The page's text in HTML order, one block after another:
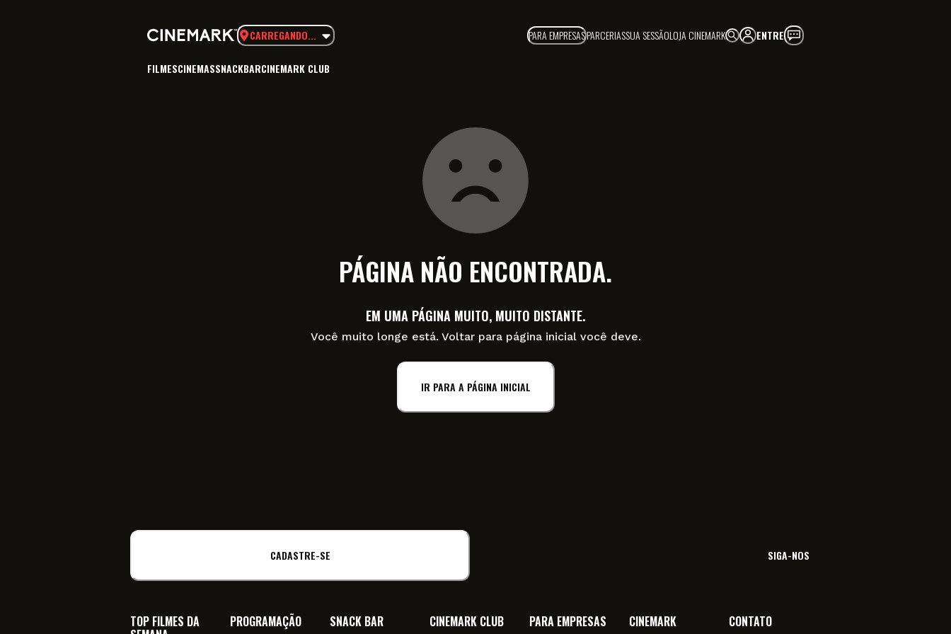
CARREGANDO... PARA EMPRESASPARCERIASSUA SESSÃOLOJA CINEMARK ENTRE
FILMESCINEMASSNACKBARCINEMARK CLUB
PÁGINA NÃO ENCONTRADA.
EM UMA PÁGINA MUITO, MUITO DISTANTE.
Você muito longe está. Voltar para página inicial você deve.
IR PARA A PÁGINA INICIAL
CADASTRE-SE SIGA-NOS
TOP FILMES DA PROGRAMAÇÃO SNACK BAR CINEMARK CLUB PARA EMPRESAS CINEMARK CONTATO